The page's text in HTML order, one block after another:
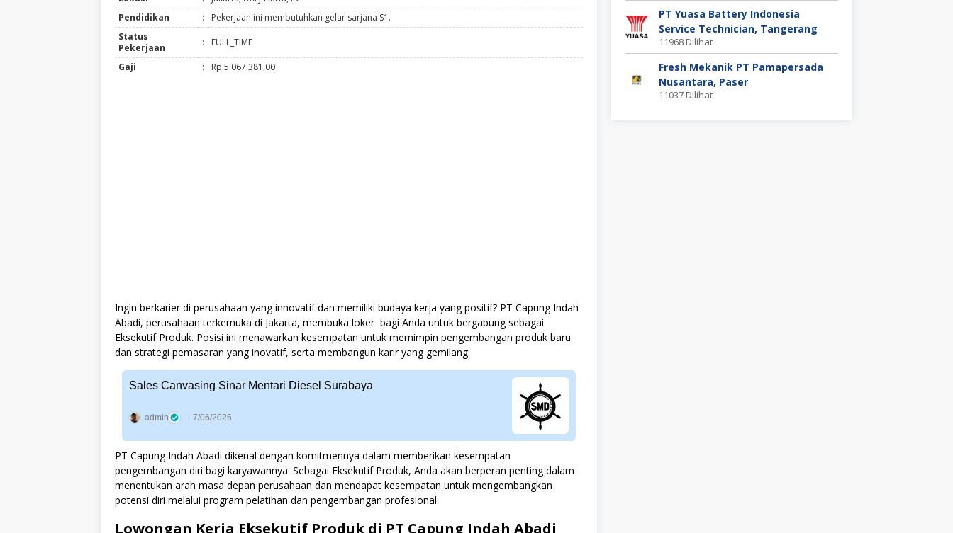
Pendidikan
:
Pekerjaan ini membutuhkan gelar sarjana S1.
Status
Pekerjaan
: FULL_TIME
Gaji : Rp 5.067.381,00
Ingin berkarier di perusahaan yang innovatif dan memiliki budaya kerja yang positif? PT Capung Indah
Abadi, perusahaan terkemuka di Jakarta, membuka loker bagi Anda untuk bergabung sebagai
Eksekutif Produk. Posisi ini menawarkan kesempatan untuk memimpin pengembangan produk baru
dan strategi pemasaran yang inovatif, serta membangun karir yang gemilang.
Sales Canvasing Sinar Mentari Diesel Surabaya
admin 7/06/2026
PT Capung Indah Abadi dikenal dengan komitmennya dalam memberikan kesempatan
pengembangan diri bagi karyawannya. Sebagai Eksekutif Produk, Anda akan berperan penting dalam
menentukan arah masa depan perusahaan dan mendapat kesempatan untuk mengembangkan
potensi diri melalui program pelatihan dan pengembangan profesional.
Lowongan Kerja Eksekutif Produk di PT Capung Indah Abadi
PT Yuasa Battery Indonesia
Service Technician, Tangerang
11968 Dilihat
Fresh Mekanik PT Pamapersada
Nusantara, Paser
11037 Dilihat